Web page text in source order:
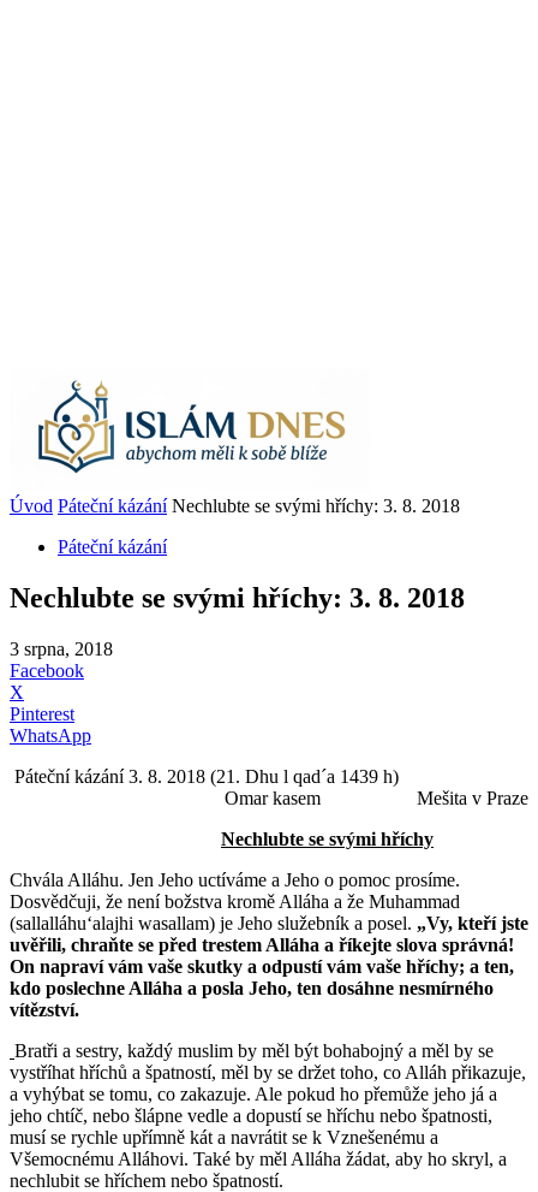
Úvod Páteční kázání Nechlubte se svými hříchy: 3. 8. 2018
Páteční kázání
Nechlubte se svými hříchy: 3. 8. 2018
3 srpna, 2018
Facebook
X
Pinterest
WhatsApp
Páteční kázání 3. 8. 2018 (21. Dhu l qad´a 1439 h)
Omar kasem Mešita v Praze
Nechlubte se svými hříchy
Chvála Alláhu. Jen Jeho uctíváme a Jeho o pomoc prosíme.
Dosvědčuji, že není božstva kromě Alláha a že Muhammad
(sallalláhuʻalajhi wasallam) je Jeho služebník a posel. „Vy, kteří jste
uvěřili, chraňte se před trestem Alláha a říkejte slova správná!
On napraví vám vaše skutky a odpustí vám vaše hříchy; a ten,
kdo poslechne Alláha a posla Jeho, ten dosáhne nesmírného
vítězství.
Bratři a sestry, každý muslim by měl být bohabojný a měl by se
vystříhat hříchů a špatností, měl by se držet toho, co Alláh přikazuje,
a vyhýbat se tomu, co zakazuje. Ale pokud ho přemůže jeho já a
jeho chtíč, nebo šlápne vedle a dopustí se hříchu nebo špatnosti,
musí se rychle upřímně kát a navrátit se k Vznešenému a
Všemocnému Alláhovi. Také by měl Alláha žádat, aby ho skryl, a
nechlubit se hříchem nebo špatností.